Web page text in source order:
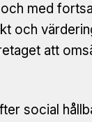
med
och
att
social